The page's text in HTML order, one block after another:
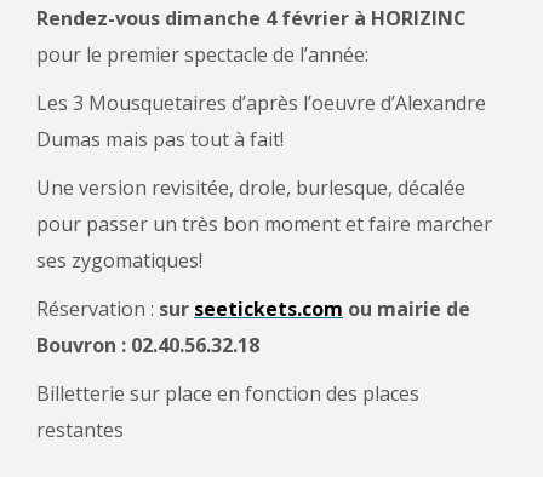
Rendez-vous dimanche 4 février à HORIZINC
pour le premier spectacle de l’année:
Les 3 Mousquetaires d’après l’oeuvre d’Alexandre
Dumas mais pas tout à fait!
Une version revisitée, drole, burlesque, décalée
pour passer un très bon moment et faire marcher
ses zygomatiques!
Réservation : sur seetickets.com ou mairie de
Bouvron : 02.40.56.32.18
Billetterie sur place en fonction des places
restantes